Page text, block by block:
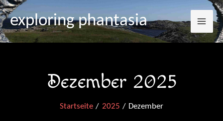
Zum
Inhalt
springen
exploring phantasia
Dezember 2025
Startseite 2025 Dezember